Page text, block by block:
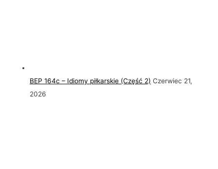
BEP 164c – Idiomy piłkarskie (Część 2) Czerwiec 21,
2026